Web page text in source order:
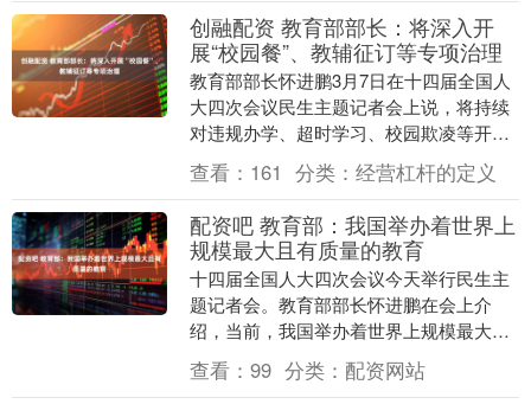
创融配资 教育部部长：将深入开
展“校园餐”、教辅征订等专项治理
教育部部长怀进鹏3月7日在十四届全国人
大四次会议民生主题记者会上说，将持续
对违规办学、超时学习、校园欺凌等开展
清理整治，深入开展“校园餐”、教辅征订
等专项治理。....
查看： 161 分类： 经营杠杆的定义
配资吧 教育部：我国举办着世界上
规模最大且有质量的教育
十四届全国人大四次会议今天举行民生主
题记者会。教育部部长怀进鹏在会上介
绍，当前，我国举办着世界上规模最大且
有质量的教育。 第一，总体情况。目前我
国有各级各类学校....
查看： 99 分类： 配资网站